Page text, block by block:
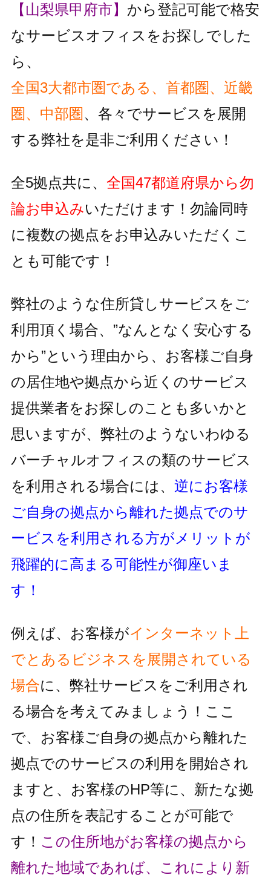
【山梨県甲府市】 から登記可能で格安
なサービスオフィスをお探しでした
ら、
全国3大都市圏である、首都圏、近畿
圏、中部圏、各々でサービスを 展開
する弊社を是非ご利用ください！
全5拠点共に、 全国47都道府県から勿
論お申込みいただけます！ 勿論同時
に複数の拠点をお申込みいただくこ
とも可能です！
弊社のような住所貸しサービスをご
利用頂く場合、 ”なんとなく安心する
から”という理由から、お客様ご自身
の居住地や拠点から近くのサービス
提供業者をお探しのことも多いかと
思いますが、 弊社のようないわゆる
バーチャルオフィスの類のサービス
を利用される場合には、 逆にお客様
ご自身の拠点から離れた拠点でのサ
ービスを利用される方がメリットが
飛躍的に高まる可能性が御座いま
す！
例えば、お客様がインターネット上
でとあるビジネスを展開されている
場合に、 弊社サービスをご利用され
る場合を考えてみましょう！ ここ
で、お客様ご自身の拠点から離れた
拠点でのサービスの利用を開始され
ますと、お客様のHP等に、新たな拠
点の住所を表記することが可能で
す！ この住所地がお客様の拠点から
離れた地域であれば、これにより 新